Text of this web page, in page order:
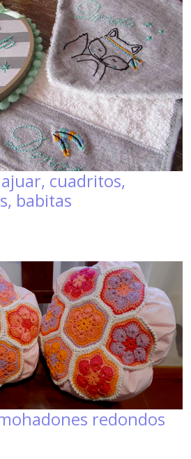
cuadritos,
babitas
redondos